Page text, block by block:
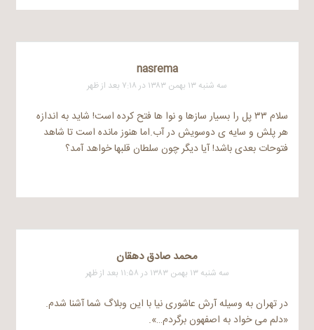
nasrema
سه شنبه ۱۳ بهمن ۱۳۸۳ در ۷:۱۸ بعد از ظهر
سلام ۳۳ پل را بسیار سازها و نوا ها فتح کرده است! شاید به اندازه
هر پلش و سایه ی دوسویش در آب.اما هنوز مانده است تا شاهد
فتوحات بعدی باشد! آیا دیگر چون سلطان قلبها خواهد آمد؟
محمد صادق دهقان
سه شنبه ۱۳ بهمن ۱۳۸۳ در ۱۱:۵۸ بعد از ظهر
در تهران به وسیله آرش عاشوری نیا با این وبلاگ شما آشنا شدم.
«دلم می خواد به اصفهون برگردم…».